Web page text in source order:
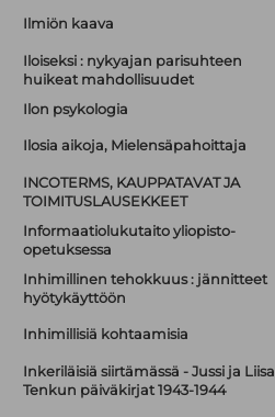
Ilmiön kaava
Iloiseksi : nykyajan parisuhteen
huikeat mahdollisuudet
Ilon psykologia
Ilosia aikoja, Mielensäpahoittaja
INCOTERMS, KAUPPATAVAT JA
TOIMITUSLAUSEKKEET
Informaatiolukutaito yliopisto-
opetuksessa
Inhimillinen tehokkuus : jännitteet
hyötykäyttöön
Inhimillisiä kohtaamisia
Inkeriläisiä siirtämässä - Jussi ja Liisa
Tenkun päiväkirjat 1943-1944